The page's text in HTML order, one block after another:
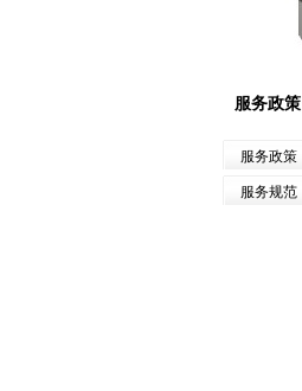
服务政策
服务政策
服务规范